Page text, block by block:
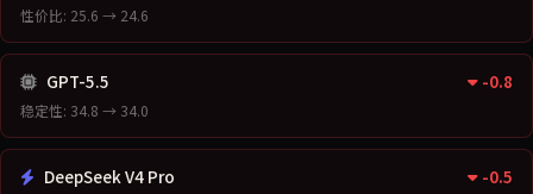
性价比: 25.6 → 24.6
GPT-5.5 -0.8
稳定性: 34.8 → 34.0
DeepSeek V4 Pro -0.5